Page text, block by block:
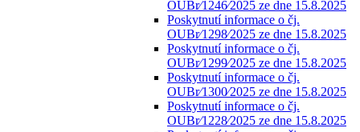
OUBr⁄1246⁄2025 ze dne 15.8.2025
Poskytnutí informace o čj.
OUBr⁄1298⁄2025 ze dne 15.8.2025
Poskytnutí informace o čj.
OUBr⁄1299⁄2025 ze dne 15.8.2025
Poskytnutí informace o čj.
OUBr⁄1300⁄2025 ze dne 15.8.2025
Poskytnutí informace o čj.
OUBr⁄1228⁄2025 ze dne 15.8.2025